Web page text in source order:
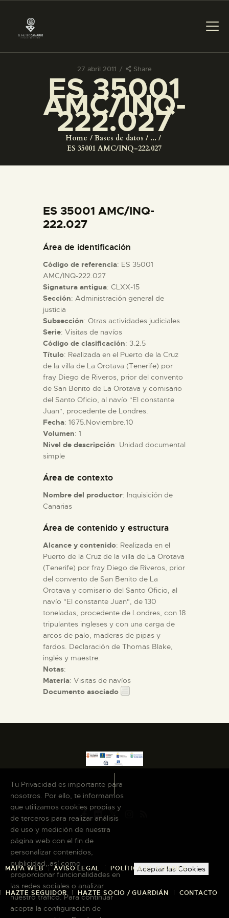
27 abril 2011 Share
ES 35001
AMC/INQ-
222.027
Home Bases de datos
...
ES 35001 AMC/INQ-222.027
PREPARAR LA VISITA
ACTIVIDADES
COLECCIONES
ESPAÑOL
PREPARAR LA VISITA
ACTIVIDADES
█
EL MUSEO
COLECCIONES
DIDÁCTICA
ES 35001 AMC/INQ-
222.027
Área de identificación
Código de referencia: ES 35001
AMC/INQ-222.027
Signatura antigua: CLXX-15
Sección: Administración general de
justicia
Subsección: Otras actividades judiciales
Serie: Visitas de navíos
Código de clasificación: 3.2.5
Título: Realizada en el Puerto de la Cruz
de la villa de La Orotava (Tenerife) por
fray Diego de Riveros, prior del convento
de San Benito de La Orotava y comisario
del Santo Oficio, al navío "El constante
Juan", procedente de Londres.
Fecha: 1675.Noviembre.10
Volumen: 1
Nivel de descripción: Unidad documental
simple
Área de contexto
Nombre del productor: Inquisición de
Canarias
Área de contenido y estructura
Alcance y contenido: Realizada en el
Puerto de la Cruz de la villa de La Orotava
(Tenerife) por fray Diego de Riveros, prior
del convento de San Benito de La
Orotava y comisario del Santo Oficio, al
navío "El constante Juan", de 130
toneladas, procedente de Londres, con 18
tripulantes ingleses y con una carga de
arcos de palo, maderas de pipas y
fardos. Declaración de Thomas Blake,
inglés y maestre.
Notas:
Materia: Visitas de navíos
Documento asociado
MAPA WEB AVISO LEGAL POLÍTICA DE COOKIES
HAZTE SEGUIDOR HAZTE SOCIO / GUARDIÁN CONTACTO
Tu Privacidad es importante para
nosotros. Por ello, te informamos
que utilizamos cookies propias y
de terceros para realizar análisis
de uso y medición de nuestra
página web con el fin de
personalizar contenidos,
publicidad, así como
proporcionar funcionalidades en
las redes sociales o analizar
nuestro tráfico. Para continuar
acepta la configuración de
Aceptar las Cookies